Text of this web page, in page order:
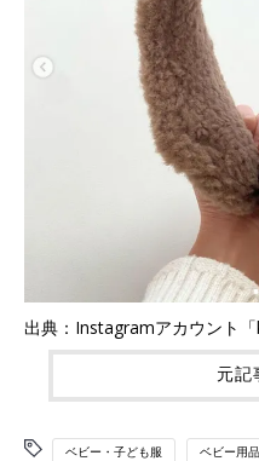
出典：Instagramアカウント「
元記
ベビー・子ども服 ベビー用